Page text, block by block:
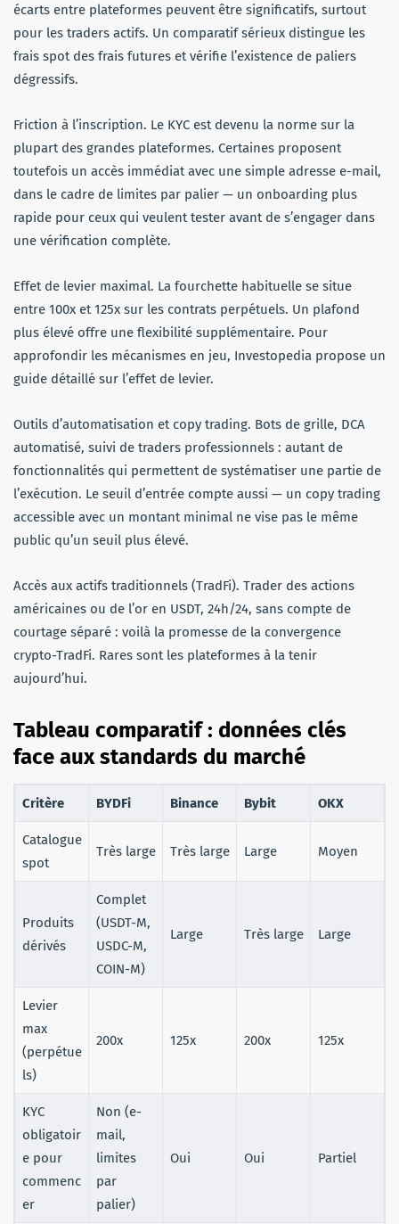
écarts entre plateformes peuvent être significatifs, surtout
pour les traders actifs. Un comparatif sérieux distingue les
frais spot des frais futures et vérifie l’existence de paliers
dégressifs.
Friction à l’inscription. Le KYC est devenu la norme sur la
plupart des grandes plateformes. Certaines proposent
toutefois un accès immédiat avec une simple adresse e-mail,
dans le cadre de limites par palier — un onboarding plus
rapide pour ceux qui veulent tester avant de s’engager dans
une vérification complète.
Effet de levier maximal. La fourchette habituelle se situe
entre 100x et 125x sur les contrats perpétuels. Un plafond
plus élevé offre une flexibilité supplémentaire. Pour
approfondir les mécanismes en jeu, Investopedia propose un
guide détaillé sur l’effet de levier.
Outils d’automatisation et copy trading. Bots de grille, DCA
automatisé, suivi de traders professionnels : autant de
fonctionnalités qui permettent de systématiser une partie de
l’exécution. Le seuil d’entrée compte aussi — un copy trading
accessible avec un montant minimal ne vise pas le même
public qu’un seuil plus élevé.
Accès aux actifs traditionnels (TradFi). Trader des actions
américaines ou de l’or en USDT, 24h/24, sans compte de
courtage séparé : voilà la promesse de la convergence
crypto-TradFi. Rares sont les plateformes à la tenir
aujourd’hui.
Tableau comparatif : données clés
face aux standards du marché
Critère BYDFi Binance Bybit OKX
Catalogue
spot
Très large Très large Large Moyen
Produits
dérivés
Complet
(USDT-M,
USDC-M,
COIN-M)
Large Très large Large
Levier
max
(perpétue
ls)
200x 125x 200x 125x
KYC
obligatoir
e pour
commenc
er
Non (e-
mail,
limites
par
palier)
Oui Oui Partiel